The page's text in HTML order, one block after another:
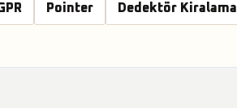
Pointer Dedektör Kiralama